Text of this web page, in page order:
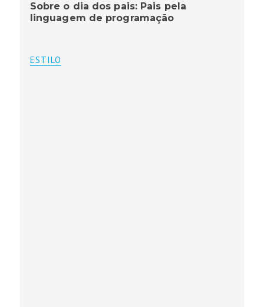
Sobre o dia dos pais: Pais pela
linguagem de programação
ESTILO